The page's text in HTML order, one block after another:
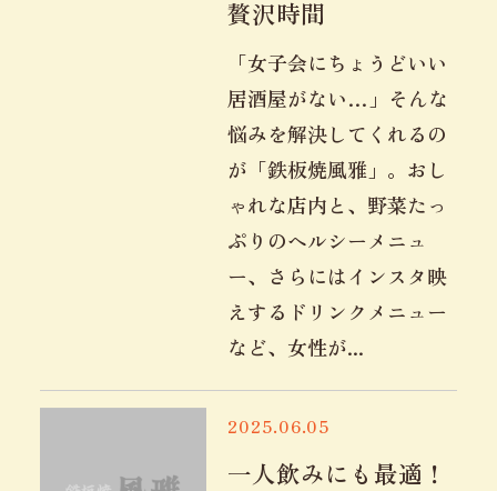
贅沢時間
「女子会にちょうどいい
居酒屋がない…」そんな
悩みを解決してくれるの
が「鉄板焼風雅」。おし
ゃれな店内と、野菜たっ
ぷりのヘルシーメニュ
ー、さらにはインスタ映
えするドリンクメニュー
など、女性が...
2025.06.05
一人飲みにも最適！